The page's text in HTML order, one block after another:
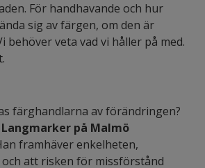
För handhavande och hur
sig av färgen, om den är
behöver veta vad vi håller på med.
färghandlarna av förändringen?
på Malmö
framhäver enkelheten,
att risken för missförstånd